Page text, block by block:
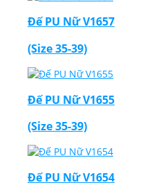
Đế PU Nữ V1657
(Size 35-39)
Đế PU Nữ V1655
(Size 35-39)
Đế PU Nữ V1654